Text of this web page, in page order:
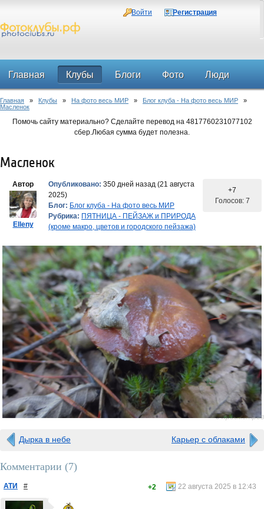
Войти Регистрация
Главная Клубы Блоги Фото Люди
Форум
Главная » Клубы » На фото весь МИР » Блог клуба - На фото весь МИР »
Масленок
Помочь сайту материально? Сделайте перевод на 4817760231077102
сбер.Любая сумма будет полезна.
Масленок
Автор
Elleny
Опубликовано: 350 дней назад (21 августа
2025)
Блог: Блог клуба - На фото весь МИР
Рубрика: ПЯТНИЦА - ПЕЙЗАЖ и ПРИРОДА
(кроме макро, цветов и городского пейзажа)
+7
Голосов: 7
0 просмотров
Дырка в небе Карьер с облаками
Комментарии (7)
АТИ # 22 августа 2025 в 12:43
+2